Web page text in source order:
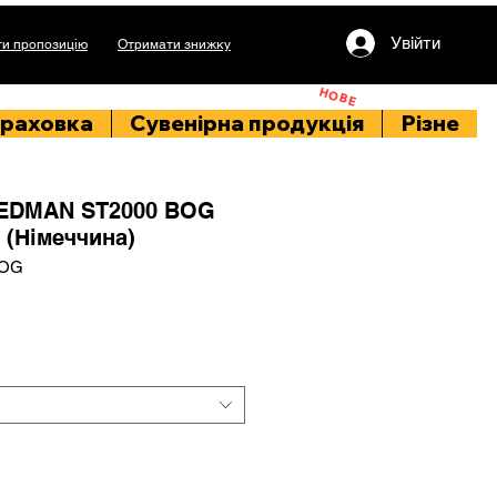
пропозицію Отримати знижку Увійти
НОВЕ
Сувенірна продукція Різне
ST2000 BOG